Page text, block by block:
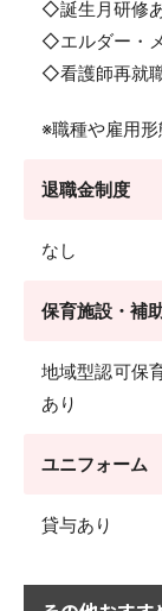
◇誕生月研修
◇エルダー・
◇看護師再就
※職種や雇用
退職金制度
なし
保育施設・補
地域型認可保
あり
ユニフォーム
貸与あり